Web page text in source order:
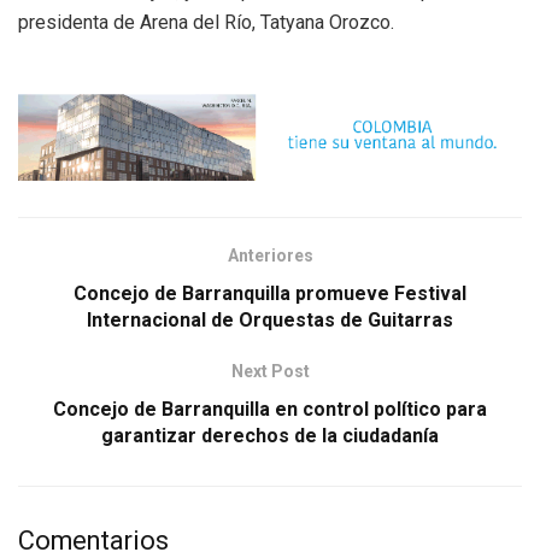
presidenta de Arena del Río, Tatyana Orozco.
Anteriores
Concejo de Barranquilla promueve Festival
Internacional de Orquestas de Guitarras
Next Post
Concejo de Barranquilla en control político para
garantizar derechos de la ciudadanía
Comentarios